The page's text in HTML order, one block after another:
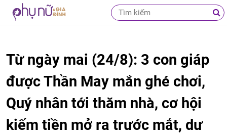
Từ ngày mai (24/8): 3 con giáp
được Thần May mắn ghé chơi,
Quý nhân tới thăm nhà, cơ hội
kiếm tiền mở ra trước mắt, dư